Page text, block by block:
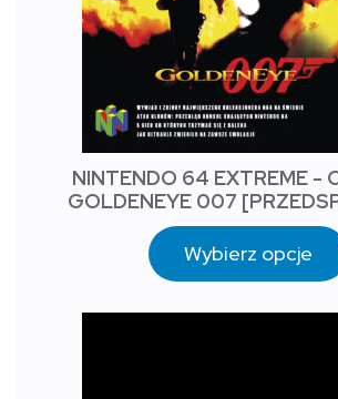
NINTENDO 64 EXTREME -
GOLDENEYE 007
Wybierz opcje